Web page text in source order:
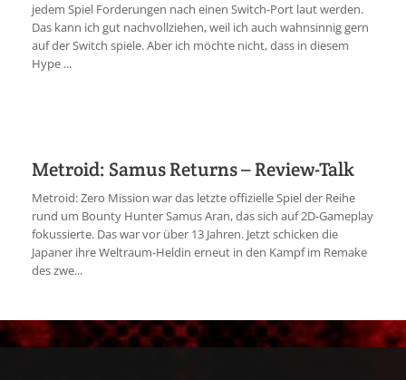
jedem Spiel Forderungen nach einen Switch-Port laut werden.
Das kann ich gut nachvollziehen, weil ich auch wahnsinnig gern
auf der Switch spiele. Aber ich möchte nicht, dass in diesem
Hype ...
Metroid: Samus Returns – Review-Talk
Metroid: Zero Mission war das letzte offizielle Spiel der Reihe
rund um Bounty Hunter Samus Aran, das sich auf 2D-Gameplay
fokussierte. Das war vor über 13 Jahren. Jetzt schicken die
Japaner ihre Weltraum-Heldin erneut in den Kampf im Remake
des zwe...